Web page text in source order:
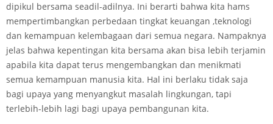
dipikul bersama seadil-adilnya. Ini berarti bahwa kita hams
mempertimbangkan perbedaan tingkat keuangan ,teknologi
dan kemampuan kelembagaan dari semua negara. Nampaknya
jelas bahwa kepentingan kita bersama akan bisa lebih terjamin
apabila kita dapat terus mengembangkan dan menikmati
semua kemampuan manusia kita. Hal ini berlaku tidak saja
bagi upaya yang menyangkut masalah lingkungan, tapi
terlebih-lebih lagi bagi upaya pembangunan kita.